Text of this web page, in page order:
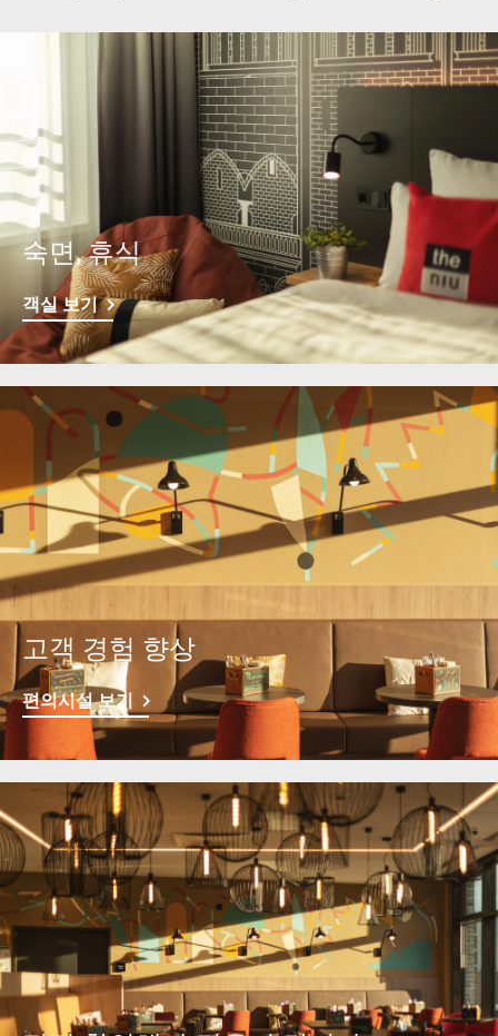
숙면, 휴식
객실 보기
고객 경험 향상
편의시설 보기